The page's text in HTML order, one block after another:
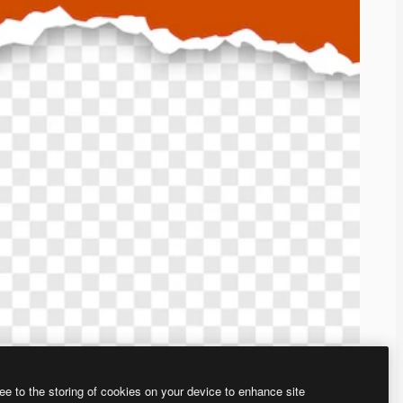
to the storing of cookies on your device to enhance site